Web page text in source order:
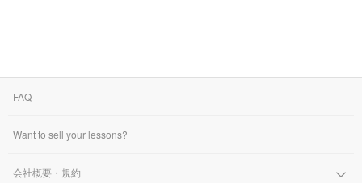
FAQ
Want to sell your lessons?
会社概要・規約